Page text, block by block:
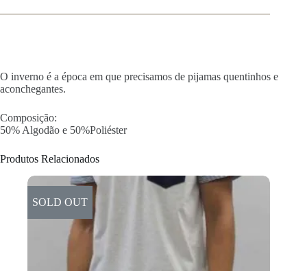
O inverno é a época em que precisamos de pijamas quentinhos e
aconchegantes.
Composição:
50% Algodão e 50%Poliéster
Produtos Relacionados
SOLD OUT